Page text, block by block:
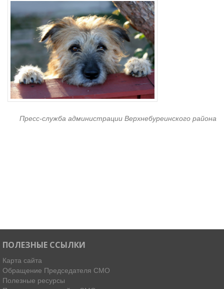
Новости юридического совета
Пресс-служба администрации Верхнебуреинского района
ПОЛЕЗНЫЕ ССЫЛКИ
Карта сайта
Обращение Председателя СМО
Полезные ресурсы